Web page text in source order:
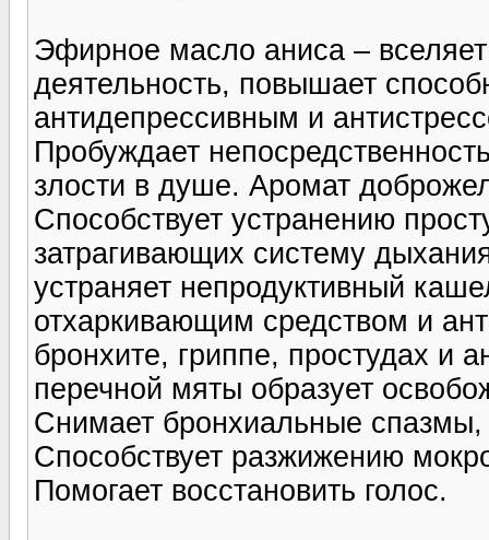
Эфирное масло аниса –
деятельность, повышает
антидепрессивным и
Пробуждает
злости в душе. Аромат
Способствует устранению
затрагивающих систему
устраняет непродуктивный
отхаркивающим средством и
бронхите, гриппе, простудах и
перечной мяты образует
Снимает бронхиальные спазмы,
Способствует разжижению
Помогает восстановить голос.